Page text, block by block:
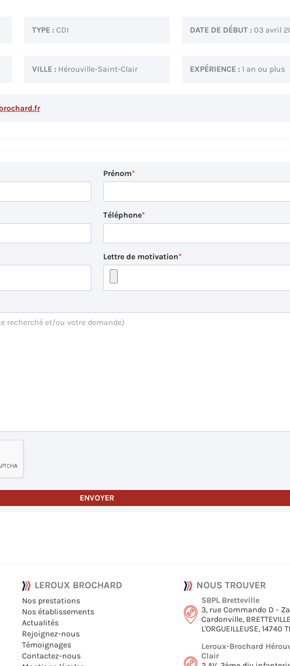
TYPE : CDI DATE DE DÉBUT : 03 avril
VILLE : Hérouville-Saint-Clair EXPÉRIENCE : 1 an ou plus
Prénom
Téléphone
Lettre de motivation
ENVOYER
LEROUX BROCHARD
Nos prestations
Nos établissements
Actualités
Rejoignez-nous
Témoignages
Contactez-nous
NOUS TROUVER
SBPL Bretteville
3, rue Commando D - Za
Cardonville,
L'ORGUEILLEUSE, 14740
Leroux-Brochard
Clair